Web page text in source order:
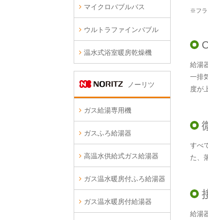
※フラ
給湯
一排
度が
すべ
た、
給湯
マイクロバブルバス
ウルトラファインバブル
温水式浴室暖房乾燥機
ノーリツ
ガス給湯専用機
ガスふろ給湯器
高温水供給式ガス給湯器
ガス温水暖房付ふろ給湯器
ガス温水暖房付給湯器